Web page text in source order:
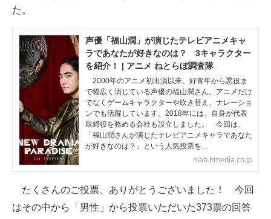
好きが集まる 比べて選べる
ビジネスと働き方のヒント
AI活用のいまが分かる
企業ITのトレンドを詳説
経営リーダーのコミュニティ
ITエンジニア向け専門サイト
た。
声優「福山潤」が演じたテレビアニメキャ
ラであなたが好きなのは？ 3キャラクター
を紹介！ | アニメ ねとらぼ調査隊
2000年のアニメ初出演以来、好青年から悪役ま
で幅広く演じている声優の福山潤さん。アニメだけ
でなくゲームキャラクターや吹き替え、ナレーショ
ンでも活躍しています。2018年には、自身が代表
取締役を務める会社も設立しました。 今回は、
「福山潤さんが演じたテレビアニメキャラであなた
が好きなのは？」という人気投票を…
nlab.itmedia.co.jp
たくさんのご投票、ありがとうございました！ 今回
はその中から「男性」から投票いただいた373票の回答